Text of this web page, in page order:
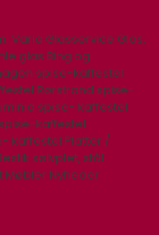
Varia Glasservice Glas,
glas Bing og
spise-kaffestel
Rørstrand spise-
spise- kaffestel
kaffestel
kaffestel Platter /
sølvplet, stål
Møbler Nyheder